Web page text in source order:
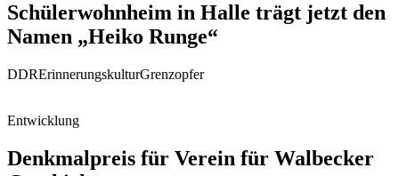
Schülerwohnheim in Halle trägt jetzt den
Namen „Heiko Runge“
DDRErinnerungskulturGrenzopfer
Entwicklung
Denkmalpreis für Verein für Walbecker